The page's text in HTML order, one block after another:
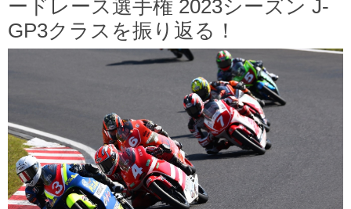
ードレース選手権 2023シーズン J-
GP3クラスを振り返る！